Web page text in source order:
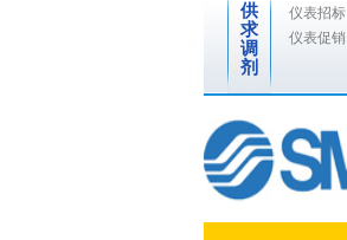
供
求
调
剂
仪表招标
仪表促销